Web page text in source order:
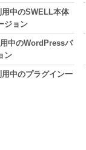
用中のSWELL本体
ジョン
中のWordPressバ
ン
用中のプラグイン一